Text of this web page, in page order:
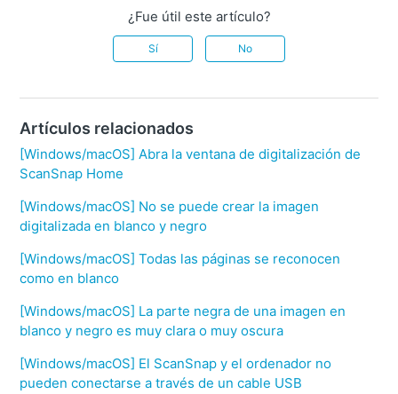
¿Fue útil este artículo?
Sí No
Artículos relacionados
[Windows/macOS] Abra la ventana de digitalización de
ScanSnap Home
[Windows/macOS] No se puede crear la imagen
digitalizada en blanco y negro
[Windows/macOS] Todas las páginas se reconocen
como en blanco
[Windows/macOS] La parte negra de una imagen en
blanco y negro es muy clara o muy oscura
[Windows/macOS] El ScanSnap y el ordenador no
pueden conectarse a través de un cable USB